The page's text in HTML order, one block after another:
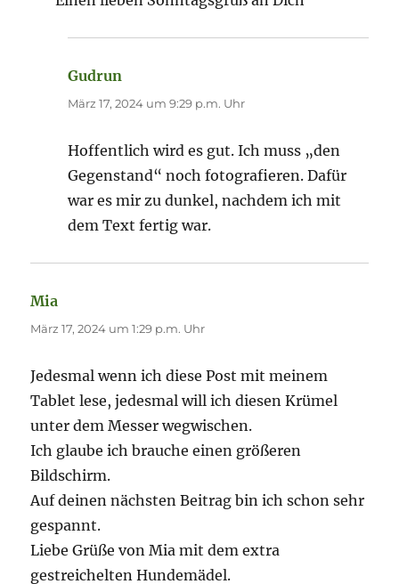
Gudrun
März 17, 2024 um 9:29 p.m. Uhr
Hoffentlich wird es gut. Ich muss „den
Gegenstand“ noch fotografieren. Dafür
war es mir zu dunkel, nachdem ich mit
dem Text fertig war.
Mia
März 17, 2024 um 1:29 p.m. Uhr
Jedesmal wenn ich diese Post mit meinem
Tablet lese, jedesmal will ich diesen Krümel
unter dem Messer wegwischen.
Ich glaube ich brauche einen größeren
Bildschirm.
Auf deinen nächsten Beitrag bin ich schon sehr
gespannt.
Liebe Grüße von Mia mit dem extra
gestreichelten Hundemädel.